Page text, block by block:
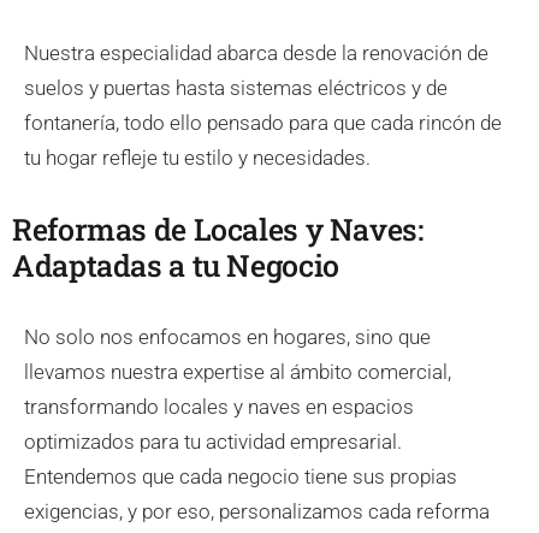
Nuestra especialidad abarca desde la renovación de
suelos y puertas hasta sistemas eléctricos y de
fontanería, todo ello pensado para que cada rincón de
tu hogar refleje tu estilo y necesidades.
Reformas de Locales y Naves:
Adaptadas a tu Negocio
No solo nos enfocamos en hogares, sino que
llevamos nuestra expertise al ámbito comercial,
transformando locales y naves en espacios
optimizados para tu actividad empresarial.
Entendemos que cada negocio tiene sus propias
exigencias, y por eso, personalizamos cada reforma